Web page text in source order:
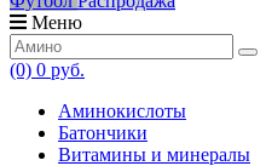
Меню
(0) 0 руб.
Аминокислоты
Батончики
Витамины и минералы